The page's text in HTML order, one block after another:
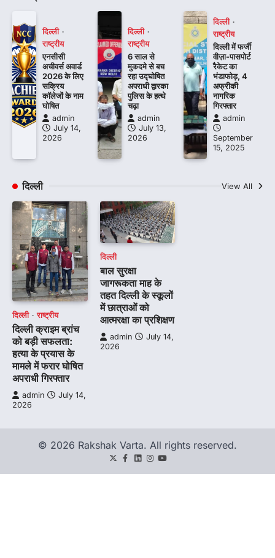
दिल्ली
राष्ट्रीय
एनसीसी
अचीवर्स अवार्ड
2026 के लिए
सक्रिय
कॉलेजों के नाम
घोषित
admin
July 14,
2026
दिल्ली
राष्ट्रीय
6 साल से
मुकदमे से बच
रहा उद्घोषित
अपराधी द्वारका
पुलिस के हत्थे
चढ़ा
admin
July 13,
2026
दिल्ली
राष्ट्रीय
दिल्ली में फर्जी
वीज़ा-पासपोर्ट
रैकेट का
भंडाफोड़, 4
अफ्रीकी
नागरिक
गिरफ्तार
admin
September
15, 2025
दिल्ली View All
दिल्ली राष्ट्रीय
दिल्ली क्राइम ब्रांच
को बड़ी सफलता:
हत्या के प्रयास के
मामले में फरार घोषित
अपराधी गिरफ्तार
admin
July 14,
2026
दिल्ली
बाल सुरक्षा
जागरूकता माह के
तहत दिल्ली के स्कूलों
में छात्राओं को
आत्मरक्षा का प्रशिक्षण
admin
July 14,
2026
© 2026 Rakshak Varta. All rights reserved.
TwitterFacebook
LinkedIn
Instagram
youtube